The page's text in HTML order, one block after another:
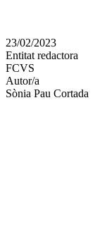
en
altres
xarxes
socials
23/02/2023
Entitat redactora
FCVS
Autor/a
Sònia Pau Cortada